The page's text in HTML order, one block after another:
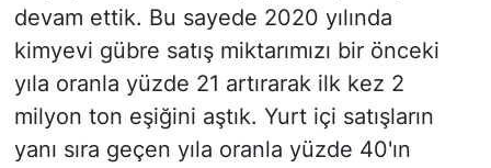
devam ettik. Bu sayede 2020 yılında
kimyevi gübre satış miktarımızı bir önceki
yıla oranla yüzde 21 artırarak ilk kez 2
milyon ton eşiğini aştık. Yurt içi satışların
yanı sıra geçen yıla oranla yüzde 40'ın